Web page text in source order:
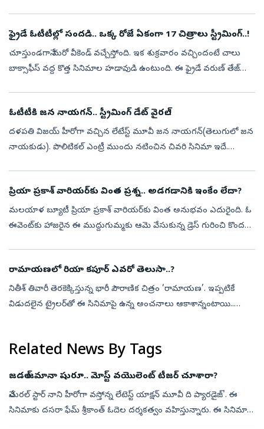
ఫ్రైడే ఓటీటీల్లో సందడి.. ఒక్క రోజే ఏకంగా 17 చిత్రాలు స్ట్రీమింగ్..!
చూస్తుండగానే మరో వీకెండ్ వచ్చేస్తోంది. ఇక శుక్రవారం వచ్చిందంటే చాలు
బాక్సాఫీస్ వద్ద కొత్త సినిమాల హడావుడి ఉంటుంది. ఈ ఫ్రైడే వరుణ్ తేజ్
ఓటీటీకి జన నాయగన్.. స్ట్రీమింగ్ డేట్ వైరల్..!
దళపతి విజయ్ హీరోగా వచ్చిన లేటేస్ట్ మూవీ జన నాయగన్(తెలుగులో జన
నాయకుడు). పొలిటికల్ ఎంట్రీ ముందు నటించిన చివరి సినిమా ఇదే.
ప్రియా ప్రకాశ్‌ వారియర్‌కు వింత ప్రశ్న.. అడగడానికి ఇంకేం లేదా?
మలయాళ బ్యూటీ ప్రియా ప్రకాశ్ వారియర్‌కు వింత అనుభవం ఎదురైంది. ఓ
ఈవెంట్‌కు హాజరైన ఈ ముద్దుగుమ్మకు ఆమె వేసుకున్న డ్రెస్‌ గురించి కొందరు
రామాయణలో రియా కపూర్‌ ఎవరో తెలుసా..?
నితీశ్‌ తివారీ తెరకెక్కిస్తున్న భారీ పౌరాణిక చిత్రం ‘రామాయణ’. ఇప్పటికే
విడుదలైన ట్రైలర్‌తో ఈ సినిమాపై ఉన్న అంచనాలు ఆకాశాన్నంటాయి..
Related News By Tags
జడల్ జమానా షురూ.. మోస్ట్ వయొలెంట్‌ టీజర్‌ చూశారా?
నేచురల్ స్టార్ నాని హీరోగా వస్తోన్న లేటెస్ట్ యాక్షన్‌ మూవీ ది ప్యారడైజ్'. ఈ
సినిమాకు దసరా ఫేమ్ శ్రీకాంత్ ఓదెల దర్శకత్వం వహిస్తున్నారు. ఈ సినిమా